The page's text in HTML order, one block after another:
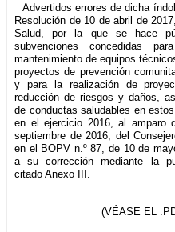
Advertidos errores de dicha
Resolución de 10 de abril de
Salud, por la que se hace
subvenciones concedidas
mantenimiento de equipos
proyectos de prevención
y para la realización de
reducción de riesgos y daños,
de conductas saludables en
en el ejercicio 2016, al amparo
septiembre de 2016, del
en el BOPV n.º 87, de 10 de
a su corrección mediante la
citado Anexo III.
(VÉASE EL